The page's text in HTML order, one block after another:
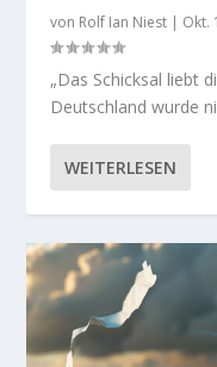
von Rolf Ian Niest | Okt.
„Das Schicksal liebt
Deutschland wurde
WEITERLESEN